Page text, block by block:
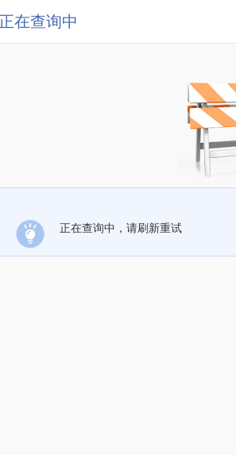
正在查询中
正在查询中，请刷新重试